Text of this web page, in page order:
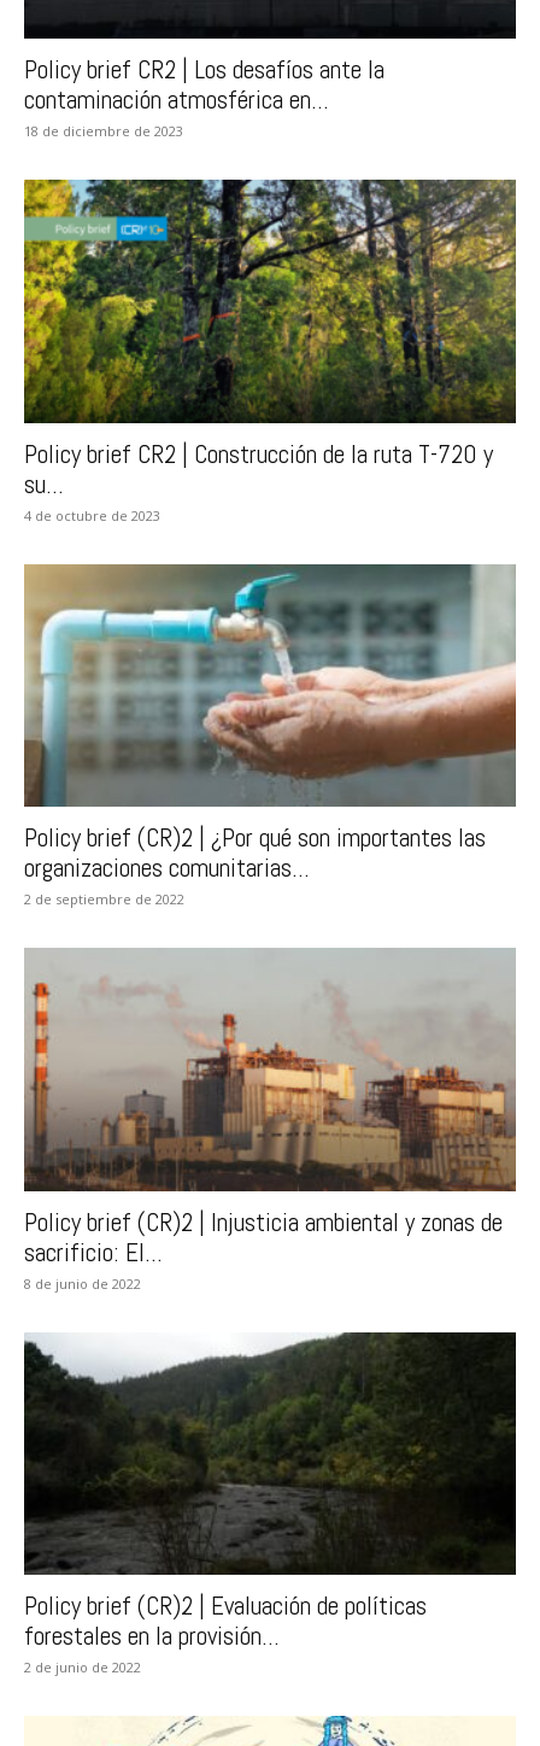
Policy brief CR2 | Los desafíos ante la
contaminación atmosférica en...
18 de diciembre de 2023
Policy brief CR2 | Construcción de la ruta T-720 y
su...
4 de octubre de 2023
Policy brief (CR)2 | ¿Por qué son importantes las
organizaciones comunitarias...
2 de septiembre de 2022
Policy brief (CR)2 | Injusticia ambiental y zonas de
sacrificio: El...
8 de junio de 2022
Policy brief (CR)2 | Evaluación de políticas
forestales en la provisión...
2 de junio de 2022